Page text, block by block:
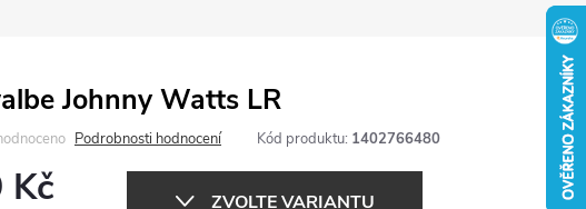
Johnny Watts LR
Podrobnosti hodnocení Kód produktu: 1402766480
Kč ZVOLTE VARIANTU